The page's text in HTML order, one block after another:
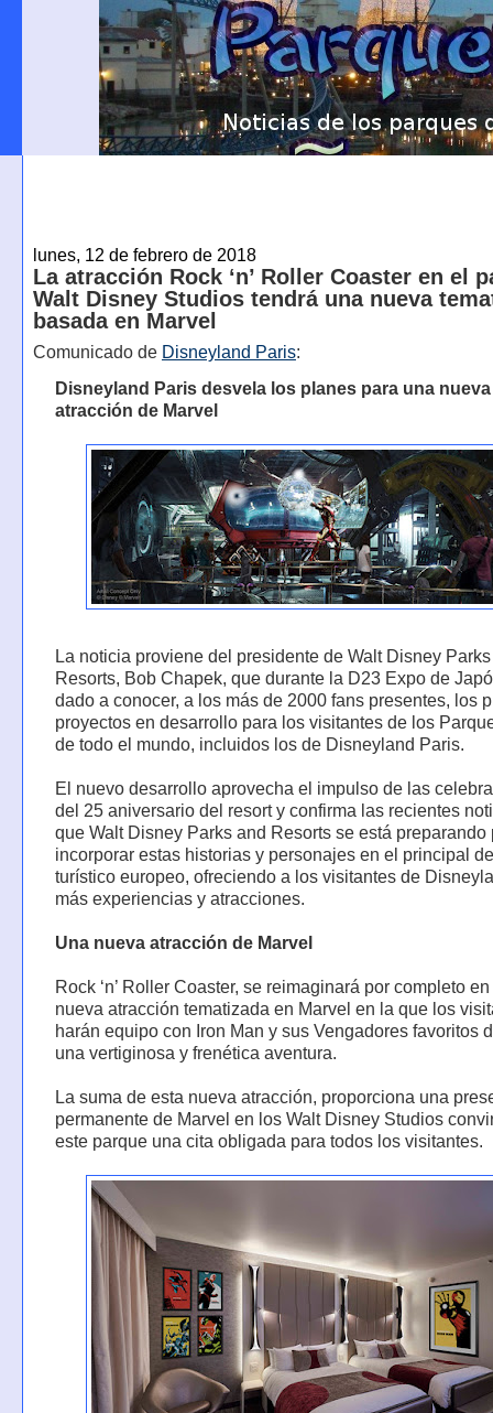
lunes, 12 de febrero de 2018
La atracción Rock ‘n’ Roller Coaster en el
Walt Disney Studios tendrá una nueva
basada en Marvel
Comunicado de Disneyland Paris:
Disneyland Paris desvela los planes para una nueva
atracción de Marvel
La noticia proviene del presidente de Walt Disney
Resorts, Bob Chapek, que durante la D23 Expo de
dado a conocer, a los más de 2000 fans presentes, los
proyectos en desarrollo para los visitantes de los
de todo el mundo, incluidos los de Disneyland Paris.
El nuevo desarrollo aprovecha el impulso de las
del 25 aniversario del resort y confirma las recientes
que Walt Disney Parks and Resorts se está preparando
incorporar estas historias y personajes en el principal
turístico europeo, ofreciendo a los visitantes de
más experiencias y atracciones.
Una nueva atracción de Marvel
Rock ‘n’ Roller Coaster, se reimaginará por completo
nueva atracción tematizada en Marvel en la que los
harán equipo con Iron Man y sus Vengadores favoritos
una vertiginosa y frenética aventura.
La suma de esta nueva atracción, proporciona una
permanente de Marvel en los Walt Disney Studios
este parque una cita obligada para todos los visitantes.